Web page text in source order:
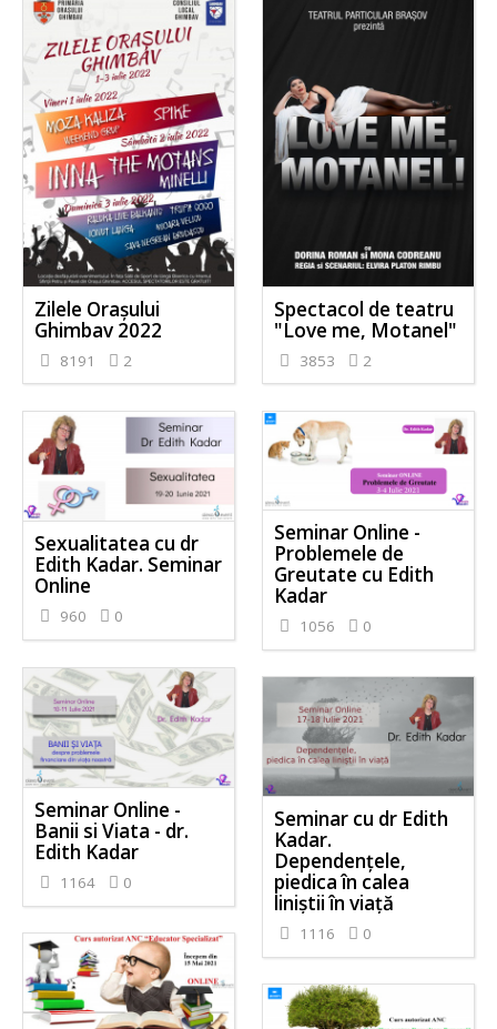
Zilele Orașului
Ghimbav 2022
8191 2
Spectacol de teatru
"Love me, Motanel"
3853 2
Sexualitatea cu dr
Edith Kadar. Seminar
Online
960 0
Seminar Online -
Problemele de
Greutate cu Edith
Kadar
1056 0
Seminar Online -
Banii si Viata - dr.
Edith Kadar
1164 0
Seminar cu dr Edith
Kadar.
Dependențele,
piedica în calea
liniștii în viață
1116 0